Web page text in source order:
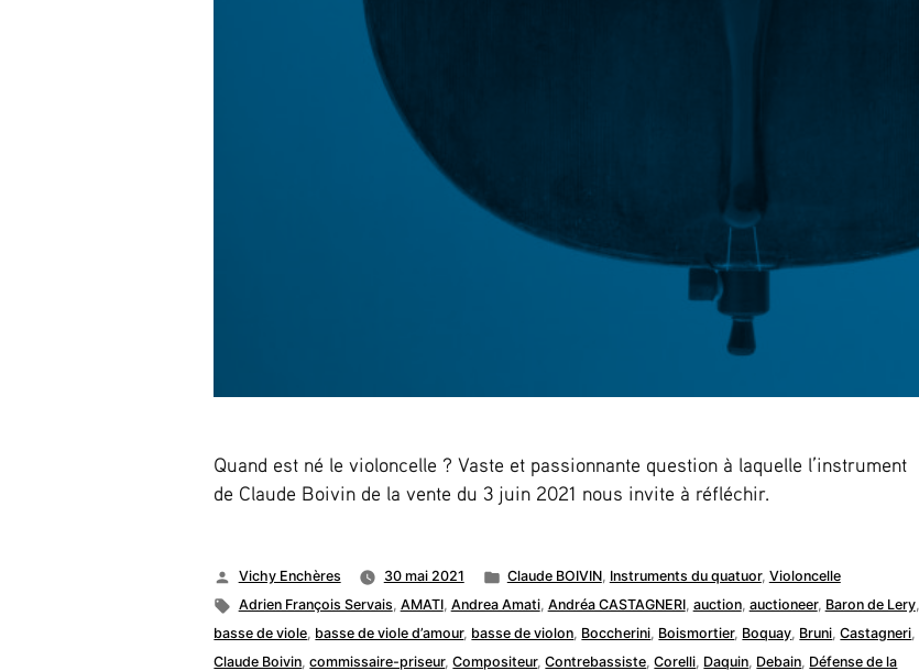
Quand est né le violoncelle ? Vaste et passionnante question à laquelle l’instrument
de Claude Boivin de la vente du 3 juin 2021 nous invite à réfléchir.
Publié
par
Vichy Enchères 30 mai 2021
Publié
dans
Claude BOIVIN, Instruments du quatuor, Violoncelle
Étiquettes :
Adrien François Servais AMATI, Andrea Amati, Andréa CASTAGNERI, auction, auctioneer, Baron de Lery,
basse de viole basse de viole d’amour, basse de violon Boccherini Boismortier, Boquay Bruni ,Castagneri
Claude Boivin ,commissaire-priseur,Compositeur,Contrebassiste ,Corelli Daquin Debain Défense de la